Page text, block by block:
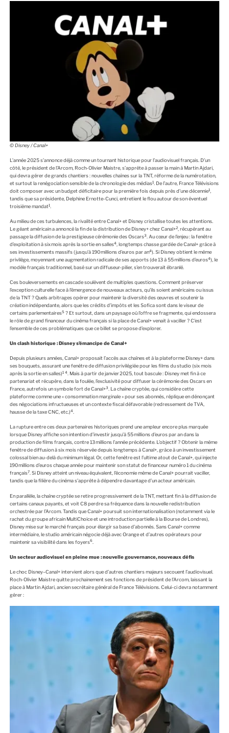
© Disney / Canal+
L’année 2025 s’annonce déjà comme un tournant historique pour l’audiovisuel français. D’un
côté, le président de l’Arcom, Roch-Olivier Maistre, s’apprête à passer la main à Martin Ajdari,
qui devra gérer de grands chantiers : nouvelles chaînes sur la TNT, réforme de la numérotation,
et surtout la renégociation sensible de la chronologie des médias1. De l’autre, France Télévisions
doit composer avec un budget déficitaire pour la première fois depuis près d’une décennie1,
tandis que sa présidente, Delphine Ernotte-Cunci, entretient le flou autour de son éventuel
troisième mandat1.
Au milieu de ces turbulences, la rivalité entre Canal+ et Disney cristallise toutes les attentions.
Le géant américain a annoncé la fin de la distribution de Disney+ chez Canal+2, récupérant au
passage la diffusion de la prestigieuse cérémonie des Oscars3. Au cœur de l’enjeu : la fenêtre
d’exploitation à six mois après la sortie en salles4, longtemps chasse gardée de Canal+ grâce à
ses investissements massifs (jusqu’à 190 millions d’euros par an4). Si Disney obtient le même
privilège, moyennant une augmentation radicale de ses apports (de 13 à 55 millions d’euros4), le
modèle français traditionnel, basé sur un diffuseur-pilier, s’en trouverait ébranlé.
Ces bouleversements en cascade soulèvent de multiples questions. Comment préserver
l’exception culturelle face à l’émergence de nouveaux acteurs, qu’ils soient américains ou issus
de la TNT ? Quels arbitrages opérer pour maintenir la diversité des œuvres et soutenir la
création indépendante, alors que les crédits d’impôts et les Sofica sont dans le viseur de
certains parlementaires5? Et surtout, dans un paysage où l’offre se fragmente, qui endossera
le rôle de grand financeur du cinéma français si la place de Canal+ venait à vaciller ? C’est
l’ensemble de ces problématiques que ce billet se propose d’explorer.
Un clash historique : Disney s’émancipe de Canal+
Depuis plusieurs années, Canal+ proposait l’accès aux chaînes et à la plateforme Disney+ dans
ses bouquets, assurant une fenêtre de diffusion privilégiée pour les films du studio (six mois
après la sortie en salles)1 4. Mais à partir de janvier 2025, tout bascule : Disney met fin à ce
partenariat et récupère, dans la foulée, l’exclusivité pour diffuser la cérémonie des Oscars en
France, autrefois un symbole fort de Canal+3. La chaîne cryptée, qui considère cette
plateforme comme une « consommation marginale » pour ses abonnés, réplique en dénonçant
des négociations infructueuses et un contexte fiscal défavorable (redressement de TVA,
hausse de la taxe CNC, etc.)4.
La rupture entre ces deux partenaires historiques prend une ampleur encore plus marquée
lorsque Disney affiche son intention d’investir jusqu’à 55 millions d’euros par an dans la
production de films français, contre 13 millions l’année précédente. L’objectif ? Obtenir la même
fenêtre de diffusion à six mois réservée depuis longtemps à Canal+, grâce à un investissement
colossal bien au-delà du minimum légal. Or, cette fenêtre est l’ultime atout de Canal+, qui injecte
190 millions d’euros chaque année pour maintenir son statut de financeur numéro 1 du cinéma
français7. Si Disney atteint un niveau équivalent, l’économie même de Canal+ pourrait vaciller,
tandis que la filière du cinéma s’apprête à dépendre davantage d’un acteur américain.
En parallèle, la chaîne cryptée se retire progressivement de la TNT, mettant fin à la diffusion de
certains canaux payants, et voit C8 perdre sa fréquence dans la nouvelle redistribution
orchestrée par l’Arcom. Tandis que Canal+ poursuit son internationalisation (notamment via le
rachat du groupe africain MultiChoice et une introduction partielle à la Bourse de Londres),
Disney mise sur le marché français pour élargir sa base d’abonnés. Sans Canal+ comme
intermédiaire, le studio américain négocie déjà avec Orange et d’autres opérateurs pour
maintenir sa visibilité dans les foyers6.
Un secteur audiovisuel en pleine mue : nouvelle gouvernance, nouveaux défis
Le choc Disney–Canal+ intervient alors que d’autres chantiers majeurs secouent l’audiovisuel.
Roch-Olivier Maistre quitte prochainement ses fonctions de président de l’Arcom, laissant la
place à Martin Ajdari, ancien secrétaire général de France Télévisions. Celui-ci devra notamment
gérer :